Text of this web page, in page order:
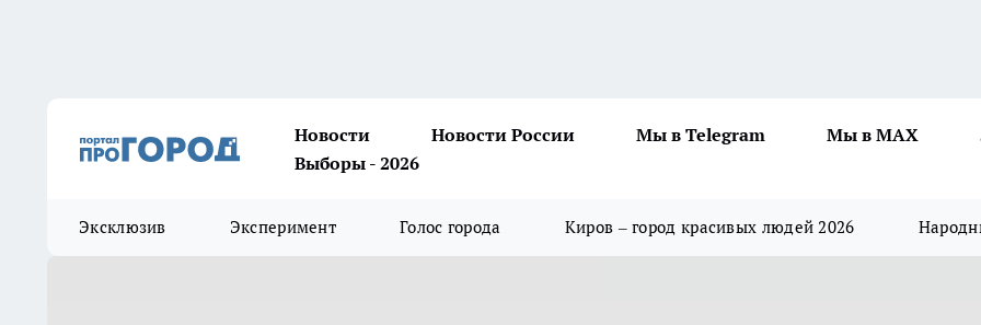
Новости Новости России Мы в Telegram Мы в MAX
Выборы - 2026
Эксклюзив Эксперимент Голос города Киров – город красивых людей 2026